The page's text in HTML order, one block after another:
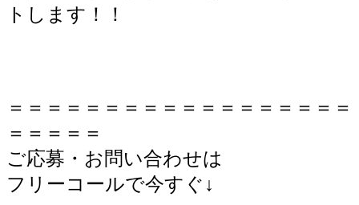
トします！！
＝＝＝＝＝＝＝＝＝＝＝＝＝＝＝＝＝＝
＝＝＝＝＝
ご応募・お問い合わせは
フリーコールで今すぐ↓